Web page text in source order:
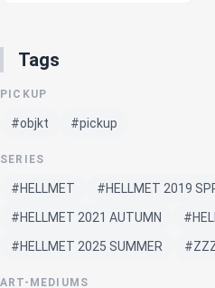
Tags
PICKUP
#objkt #pickup
SERIES
#HELLMET
#HELLMET 2019
#HELLMET 2021 AUTUMN
#HELLMET 2025 SUMMER
ART-MEDIUMS